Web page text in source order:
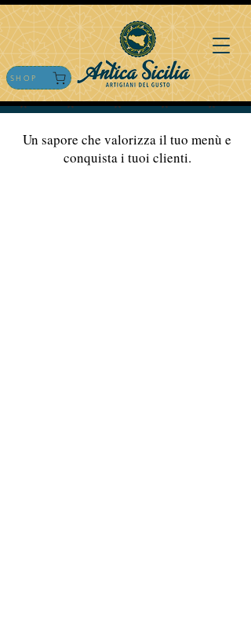
SHOP
Un sapore che valorizza il tuo menù e
conquista i tuoi clienti.